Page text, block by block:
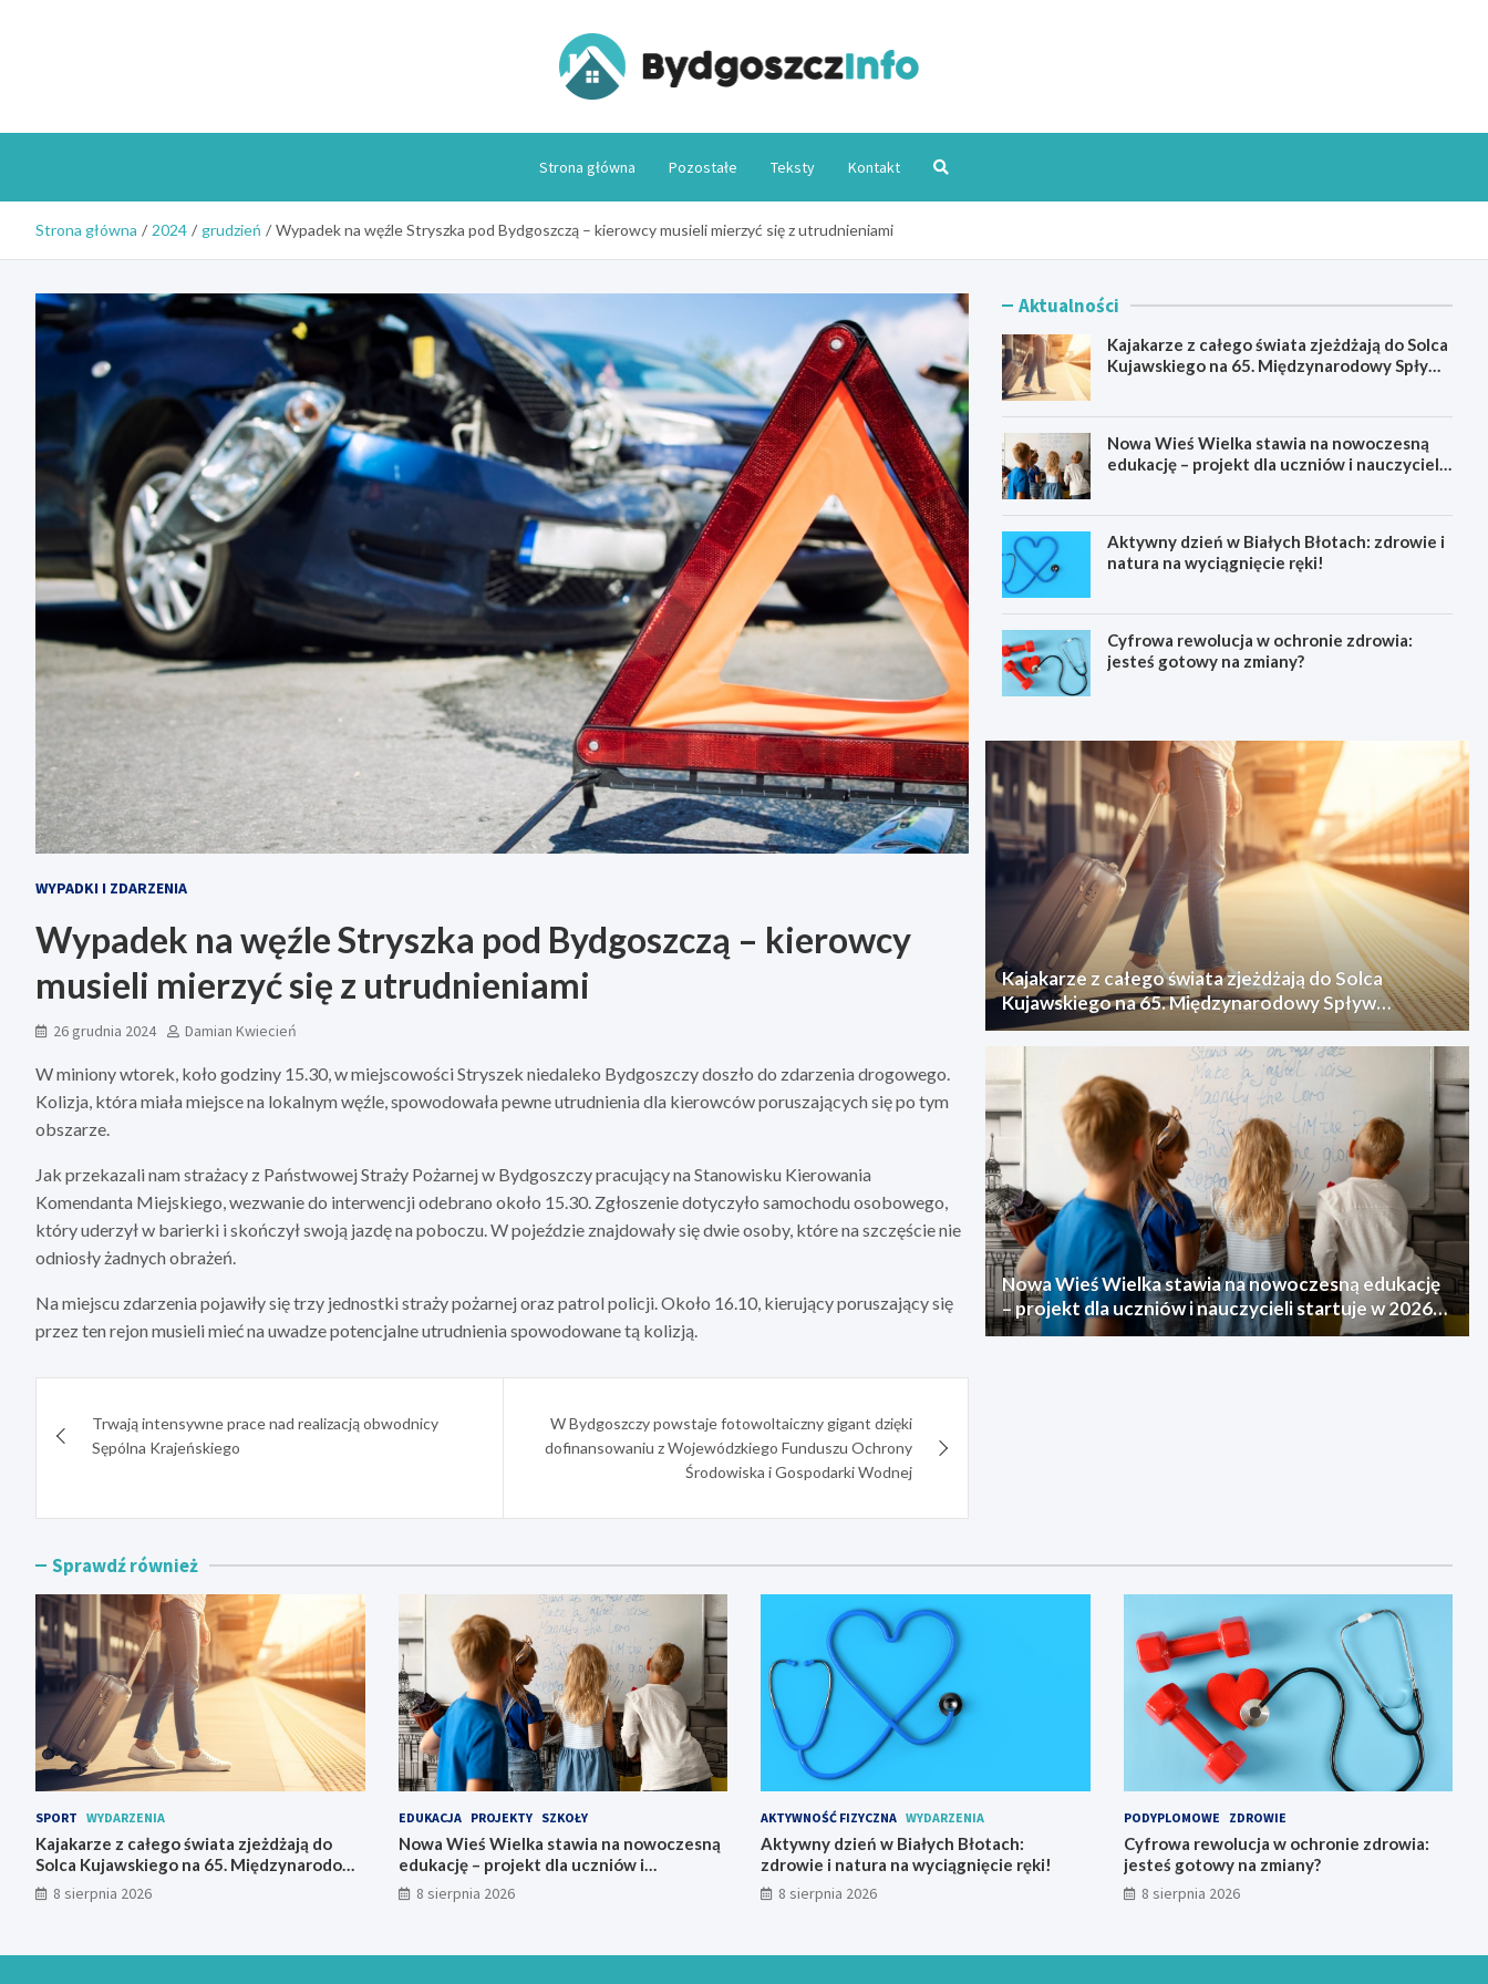
Strona główna Pozostałe Teksty Kontakt
Strona główna 2024 grudzień Wypadek na węźle Stryszka pod Bydgoszczą – kierowcy musieli mierzyć się z utrudnieniami
WYPADKI I ZDARZENIA
Wypadek na węźle Stryszka pod Bydgoszczą – kierowcy
musieli mierzyć się z utrudnieniami
26 grudnia 2024 Damian Kwiecień
W miniony wtorek, koło godziny 15.30, w miejscowości Stryszek niedaleko Bydgoszczy doszło do zdarzenia drogowego.
Kolizja, która miała miejsce na lokalnym węźle, spowodowała pewne utrudnienia dla kierowców poruszających się po tym
obszarze.
Jak przekazali nam strażacy z Państwowej Straży Pożarnej w Bydgoszczy pracujący na Stanowisku Kierowania
Komendanta Miejskiego, wezwanie do interwencji odebrano około 15.30. Zgłoszenie dotyczyło samochodu osobowego,
który uderzył w barierki i skończył swoją jazdę na poboczu. W pojeździe znajdowały się dwie osoby, które na szczęście nie
odniosły żadnych obrażeń.
Na miejscu zdarzenia pojawiły się trzy jednostki straży pożarnej oraz patrol policji. Około 16.10, kierujący poruszający się
przez ten rejon musieli mieć na uwadze potencjalne utrudnienia spowodowane tą kolizją.
wpisuTrwają intensywne prace nad realizacją obwodnicy
Sępólna Krajeńskiego
W Bydgoszczy powstaje fotowoltaiczny gigant dzięki
dofinansowaniu z Wojewódzkiego Funduszu Ochrony
Środowiska i Gospodarki Wodnej
Aktualności
Kajakarze z całego świata zjeżdżają do Solca
Kujawskiego na 65. Międzynarodowy Spływ
Nowa Wieś Wielka stawia na nowoczesną
edukację – projekt dla uczniów i nauczycieli
Aktywny dzień w Białych Błotach: zdrowie i
natura na wyciągnięcie ręki!
Cyfrowa rewolucja w ochronie zdrowia:
jesteś gotowy na zmiany?
Kajakarze z całego świata zjeżdżają do Solca
Kujawskiego na 65. Międzynarodowy Spływ
Kajakowy
Nowa Wieś Wielka stawia na nowoczesną edukację
– projekt dla uczniów i nauczycieli startuje w 2026
roku
Sprawdź również
SPORT WYDARZENIA
Kajakarze z całego świata zjeżdżają do
Solca Kujawskiego na 65. Międzynarodowy
Spływ Kajakowy
8 sierpnia 2026
EDUKACJA PROJEKTY SZKOŁY
Nowa Wieś Wielka stawia na nowoczesną
edukację – projekt dla uczniów i
nauczycieli startuje w 2026 roku
8 sierpnia 2026
AKTYWNOŚĆ FIZYCZNA WYDARZENIA
Aktywny dzień w Białych Błotach:
zdrowie i natura na wyciągnięcie ręki!
8 sierpnia 2026
PODYPLOMOWE ZDROWIE
Cyfrowa rewolucja w ochronie zdrowia:
jesteś gotowy na zmiany?
8 sierpnia 2026